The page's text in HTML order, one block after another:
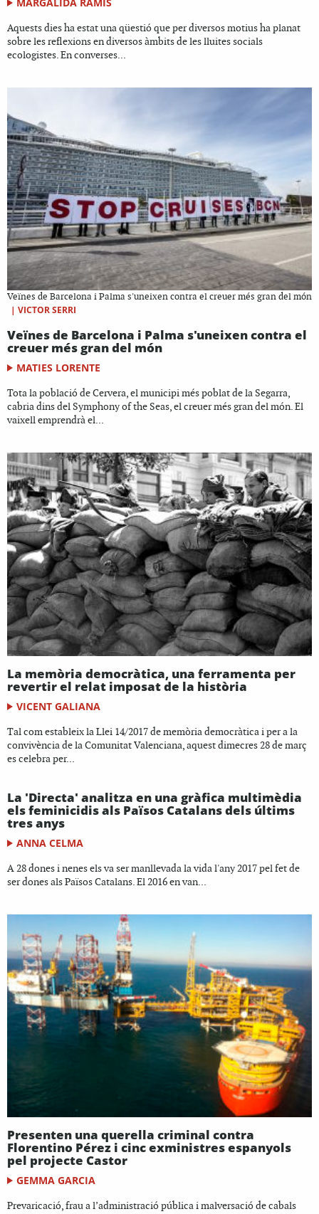
Aquests dies ha estat una qüestió que per diversos motius ha planat
sobre les reflexions en diversos àmbits de les lluites socials
ecologistes. En converses...
Veïnes de Barcelona i Palma s'uneixen contra el creuer més gran del món
| VICTOR SERRI
Veïnes de Barcelona i Palma s'uneixen contra el
creuer més gran del món
MATIES LORENTE
Tota la població de Cervera, el municipi més poblat de la Segarra,
cabria dins del Symphony of the Seas, el creuer més gran del món. El
vaixell emprendrà el...
La memòria democràtica, una ferramenta per
revertir el relat imposat de la història
VICENT GALIANA
Tal com estableix la Llei 14/2017 de memòria democràtica i per a la
convivència de la Comunitat Valenciana, aquest dimecres 28 de març
es celebra per...
La 'Directa' analitza en una gràfica multimèdia
els feminicidis als Països Catalans dels últims
tres anys
ANNA CELMA
A 28 dones i nenes els va ser manllevada la vida l'any 2017 pel fet de
ser dones als Països Catalans. El 2016 en van...
Presenten una querella criminal contra
Florentino Pérez i cinc exministres espanyols
pel projecte Castor
GEMMA GARCIA
Prevaricació, frau a l’administració pública i malversació de cabals